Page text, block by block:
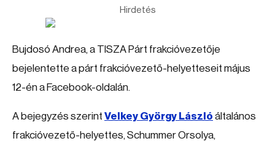
Hirdetés
Bujdosó Andrea, a TISZA Párt frakcióvezetője
bejelentette a párt frakcióvezető-helyetteseit május
12-én a Facebook-oldalán.
A bejegyzés szerint Velkey György László általános
frakcióvezető-helyettes, Schummer Orsolya,